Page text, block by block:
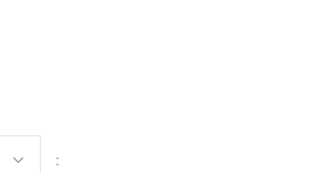
: